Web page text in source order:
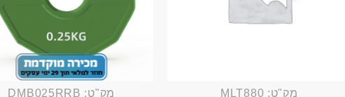
מק"ט: MLT880 מק"ט: DMB025RRB